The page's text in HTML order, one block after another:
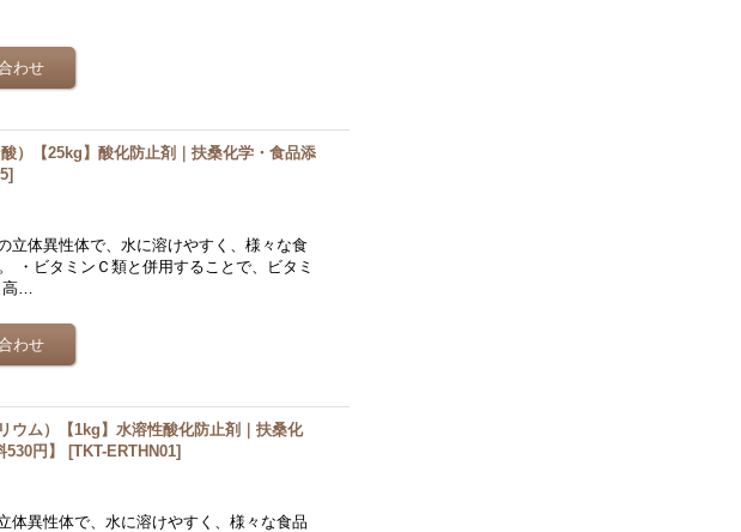
）【25kg】酸化防止剤｜扶桑化学・食品添
]
立体異性体で、水に溶けやすく、様々な食
・ビタミンＣ類と併用することで、ビタミ
高…
ウム）【1kg】水溶性酸化防止剤｜扶桑化
円】
[TKT-ERTHN01]
体異性体で、水に溶けやすく、様々な食品